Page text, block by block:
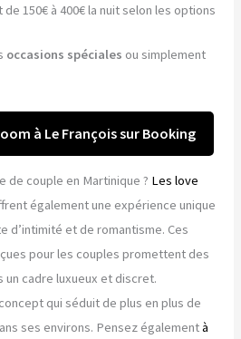
150€ à 400€ la nuit selon les options
occasions spéciales ou simplement
à Le François sur Booking
de couple en Martinique ? Les love
également une expérience unique
d’intimité et de romantisme. Ces
pour les couples promettent des
un cadre luxueux et discret.
qui séduit de plus en plus de
ses environs. Pensez égalementà